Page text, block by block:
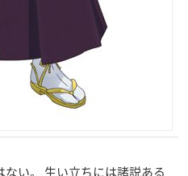
い。 生い立ちには諸説ある